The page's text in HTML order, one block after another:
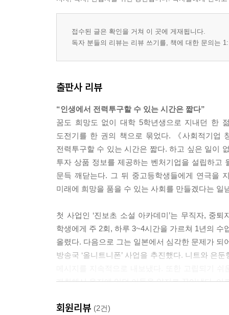
일본중퇴예방연구소의 미션
접수된 글은 확인을 거쳐 이 곳에 게재됩니다.
독자 분들의 리뷰는 리뷰 쓰기를, 책에 대한 문의는
출판사 리뷰
“인생에서 전력투구할 수 있는 시간은 짧다”
꿈도 희망도 없이 대학 5학년생으로 지내던 한
도전기를 한 권의 책으로 묶었다. 《사회적기업
전력투구할 수 있는 시간은 짧다. 하고 싶은 일이
투자 상품 정보를 제공하는 벤처기업을 설립하고
문득 깨닫는다. 그 뒤 중고등학생들에게 연극을
미래에 희망을 품을 수 있는 사회를 만들겠다는 일
첫 사업인 ‘진보초 소설 아카데미’는 무직자, 중
학생에게 주 2회, 하루 3~4시간을 가르쳐 1년의
올렸다. 다음으로 그는 일본에서 심각한 문제가
방송국 ‘올니트니폰’ 사업을 추진했다. 니트와 은
개최해서 음지에 있던 이들을 양지로 끌어냈다.
비록 두 사업은 수익을 창출하지 못하고 심각한
회원리뷰 (2건)